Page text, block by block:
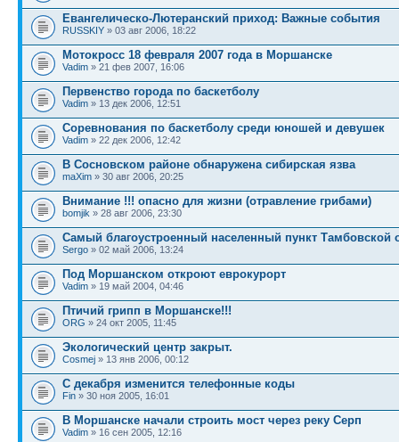
Евангелическо-Лютеранский приход: Важные события
RUSSKIY » 03 авг 2006, 18:22
Мотокросс 18 февраля 2007 года в Моршанске
Vadim » 21 фев 2007, 16:06
Первенство города по баскетболу
Vadim » 13 дек 2006, 12:51
Cоревнования по баскетболу среди юношей и девушек
Vadim » 22 дек 2006, 12:42
В Сосновском районе обнаружена сибирская язва
maXim » 30 авг 2006, 20:25
Внимание !!! опасно для жизни (отравление грибами)
bomjik » 28 авг 2006, 23:30
Самый благоустроенный населенный пункт Тамбовской
Sergo » 02 май 2006, 13:24
Под Моршанском откроют еврокурорт
Vadim » 19 май 2004, 04:46
Птичий грипп в Моршанске!!!
ORG » 24 окт 2005, 11:45
Экологический центр закрыт.
Cosmej » 13 янв 2006, 00:12
С декабря изменится телефонные коды
Fin » 30 ноя 2005, 16:01
В Моршанске начали строить мост через реку Серп
Vadim » 16 сен 2005, 12:16